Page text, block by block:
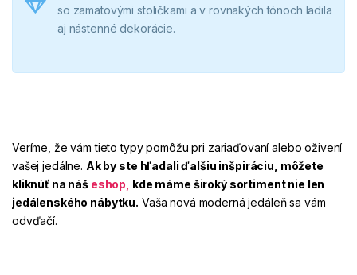
so zamatovými stoličkami a v rovnakých tónoch ladila
aj nástenné dekorácie.
Veríme, že vám tieto typy pomôžu pri zariaďovaní alebo oživení
vašej jedálne. Ak by ste hľadali ďalšiu inšpiráciu, môžete
kliknúť na náš eshop kde máme široký sortiment nie len
jedálenského nábytku. Vaša nová moderná jedáleň sa vám
odvďačí.